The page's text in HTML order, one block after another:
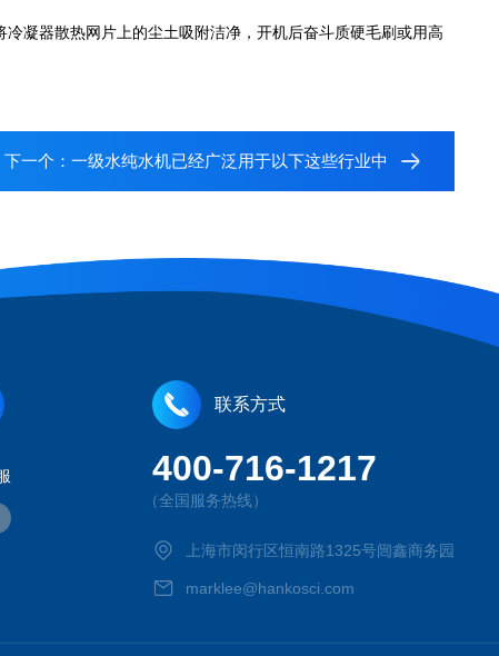
凝器散热网片上的尘土吸附洁净，开机后奋斗质硬毛刷或用高
下一个： 一级水纯水机已经广泛用于以下这些行业中
联系方式
400-716-1217
（全国服务热线）
上海市闵行区恒南路1325号闿鑫商务园
marklee@hankosci.com